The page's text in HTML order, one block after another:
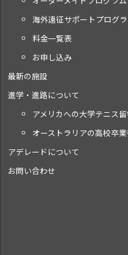
海外遠征サポートプログ
料金一覧表
お申し込み
最新の施設
進学・進路について
アメリカへの大学テニス
オーストラリアの高校卒
アデレードについて
お問い合わせ